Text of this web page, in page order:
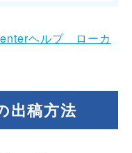
ヘルプ ローカ
出稿方法